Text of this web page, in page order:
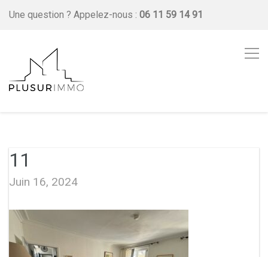
Une question ? Appelez-nous : 06 11 59 14 91
11
Juin 16, 2024